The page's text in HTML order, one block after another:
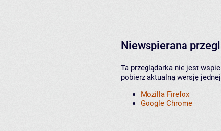
Niewspierana
Ta przeglądarka nie jest
pobierz aktualną wersję
Mozilla Firefox
Google Chrome